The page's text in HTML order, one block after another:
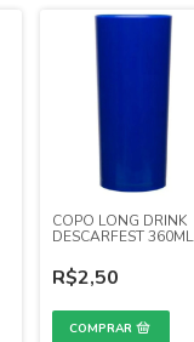
COPO LONG DRINK
DESCARFEST 360ML
R$2,50